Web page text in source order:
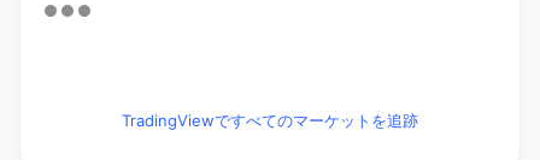
TradingViewですべてのマーケットを追跡